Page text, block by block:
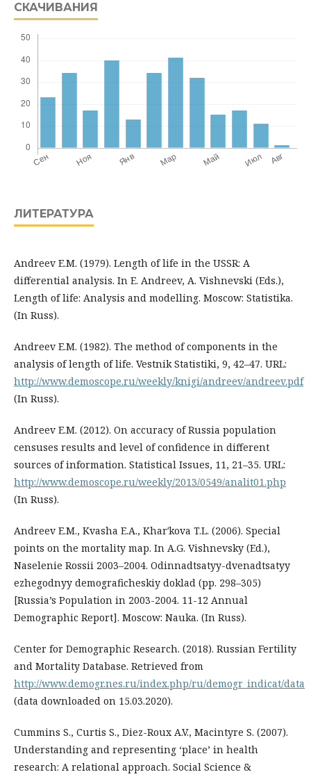
СКАЧИВАНИЯ
ЛИТЕРАТУРА
Andreev E.M. (1979). Length of life in the USSR: A
differential analysis. In E. Andreev, A. Vishnevski (Eds.),
Length of life: Analysis and modelling. Moscow: Statistika.
(In Russ).
Andreev E.M. (1982). The method of components in the
analysis of length of life. Vestnik Statistiki, 9, 42–47. URL:
http://www.demoscope.ru/weekly/knigi/andreev/andreev.pdf
(In Russ).
Andreev E.M. (2012). On accuracy of Russia population
censuses results and level of confidence in different
sources of information. Statistical Issues, 11, 21–35. URL:
http://www.demoscope.ru/weekly/2013/0549/analit01.php
(In Russ).
Andreev E.M., Kvasha E.A., Kharʹkova T.L. (2006). Special
points on the mortality map. In A.G. Vishnevsky (Ed.),
Naselenie Rossii 2003–2004. Odinnadtsatyy-dvenadtsatyy
ezhegodnyy demograficheskiy doklad (pp. 298–305)
[Russia’s Population in 2003-2004. 11-12 Annual
Demographic Report]. Мoscow: Nauka. (In Russ).
Center for Demographic Research. (2018). Russian Fertility
and Mortality Database. Retrieved from
http://www.demogr.nes.ru/index.php/ru/demogr_indicat/data
(data downloaded on 15.03.2020).
Cummins S., Curtis S., Diez-Roux A.V., Macintyre S. (2007).
Understanding and representing ‘place’ in health
research: A relational approach. Social Science &